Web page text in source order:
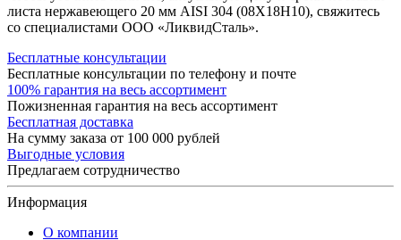
листа нержавеющего 20 мм AISI 304 (08Х18Н10), свяжитесь
со специалистами ООО «ЛиквидСталь».
Бесплатные консультации
Бесплатные консультации по телефону и почте
100% гарантия на весь ассортимент
Пожизненная гарантия на весь ассортимент
Бесплатная доставка
На сумму заказа от 100 000 рублей
Выгодные условия
Предлагаем сотрудничество
Информация
О компании